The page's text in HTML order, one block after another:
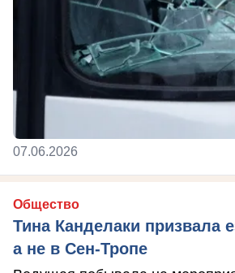
07.06.2026
Общество
Тина Канделаки призвала
а не в Сен-Тропе